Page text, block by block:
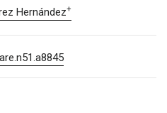
Hernández+